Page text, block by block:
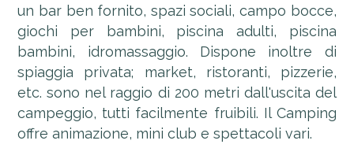
un bar ben fornito, spazi sociali, campo bocce,
giochi per bambini, piscina adulti, piscina
bambini, idromassaggio. Dispone inoltre di
spiaggia privata; market, ristoranti, pizzerie,
etc. sono nel raggio di 200 metri dall'uscita del
campeggio, tutti facilmente fruibili. Il Camping
offre animazione, mini club e spettacoli vari.